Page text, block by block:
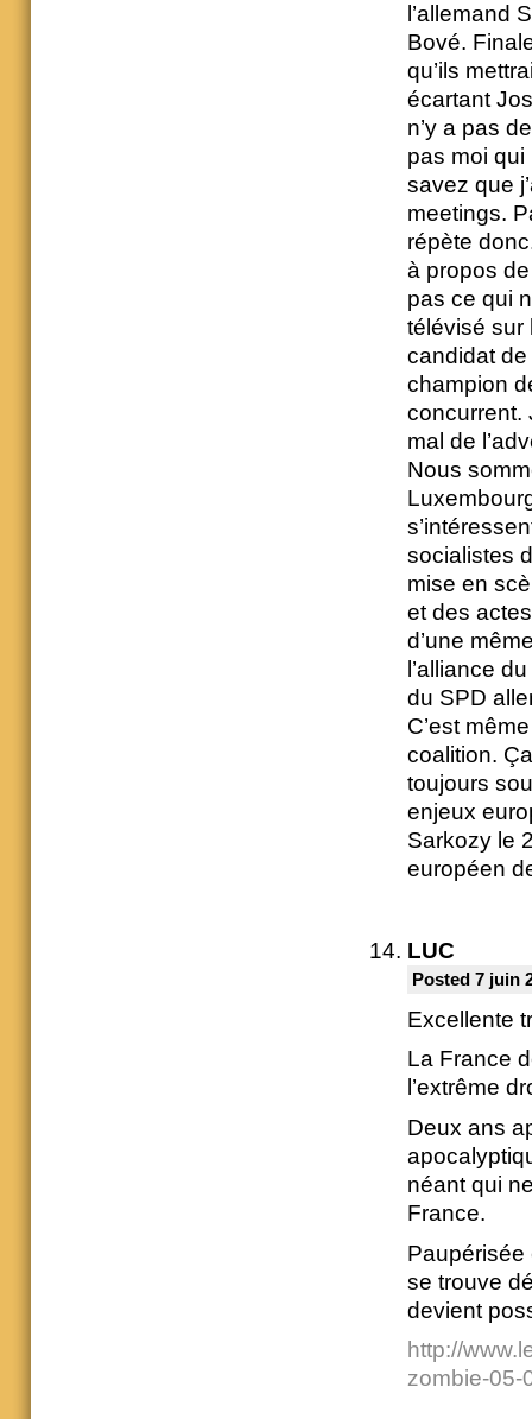
l’allemand
Bové.
qu’ils
écartant
n’y a pas
pas moi
savez que
meetings.
répète
à propos
pas ce qui
télévisé sur
candidat
champion
concurrent.
mal de
Nous
socialistes
mise en
et des
d’une
l’alliance
du SPD
C’est
coalition.
toujours
enjeux
Sarkozy le
européen
LUC
Posted 7 juin
Excellente
La France
l’extrême
Deux ans
néant qui
France.
Paupérisée
se trouve
devient
http://
zombie-05-